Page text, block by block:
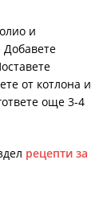
и
Добавете
от котлона и
още 3-4
рецепти за